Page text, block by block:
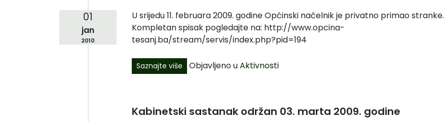
01
jan
2010
U srijedu 11. februara 2009. godine Općinski načelnik je privatno primao stranke.
Kompletan spisak pogledajte na: http://www.opcina-
tesanj.ba/stream/servis/index.php?pid=194
Saznajte više Objavljeno uAktivnosti
Kabinetski sastanak održan 03. marta 2009. godine